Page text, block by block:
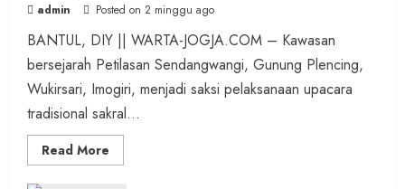
admin Posted on 2 minggu ago
BANTUL, DIY || WARTA-JOGJA.COM – Kawasan
bersejarah Petilasan Sendangwangi, Gunung Plencing,
Wukirsari, Imogiri, menjadi saksi pelaksanaan upacara
tradisional sakral...
Read More
more